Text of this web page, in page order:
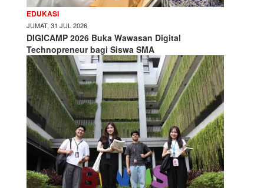
EDUKASI
JUMAT, 31 JUL 2026
DIGICAMP 2026 Buka Wawasan Digital
Technopreneur bagi Siswa SMA